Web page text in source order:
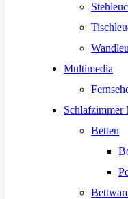
Multimedia
Schlafzimmer
Betten